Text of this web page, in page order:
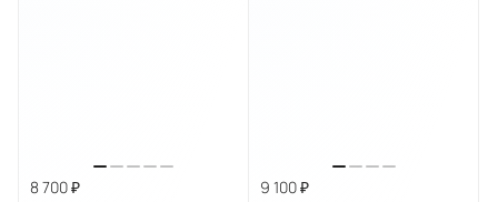
8 700 ₽ 9 100 ₽